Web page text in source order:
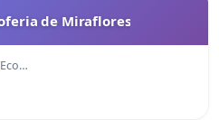
de Miraflores